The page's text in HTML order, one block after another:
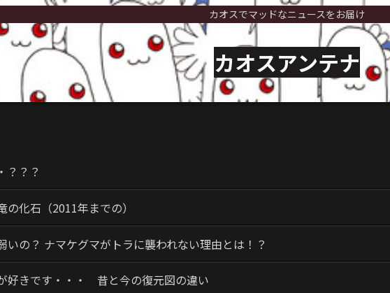
カオスでマッドなニュースをお届け
カオスアンテナ
？？？
化石（2011年までの）
いの？ ナマケグマがトラに襲われない理由とは！？
好きです・・・ 昔と今の復元図の違い